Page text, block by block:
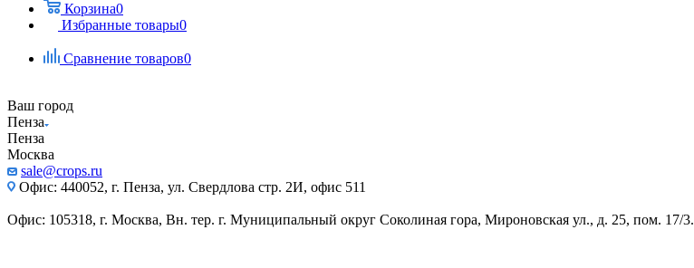
Корзина0
Избранные товары0
Сравнение товаров0
Ваш город
Пенза
Пенза
Москва
sale@crops.ru
Офис: 440052, г. Пенза, ул. Свердлова стр. 2И, офис 511
Офис: 105318, г. Москва, Вн. тер. г. Муниципальный округ Соколиная гора, Мироновская ул., д. 25, пом. 17/3.